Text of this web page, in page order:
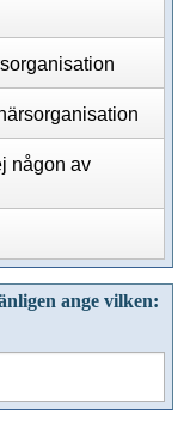
någon av
ange vilken: